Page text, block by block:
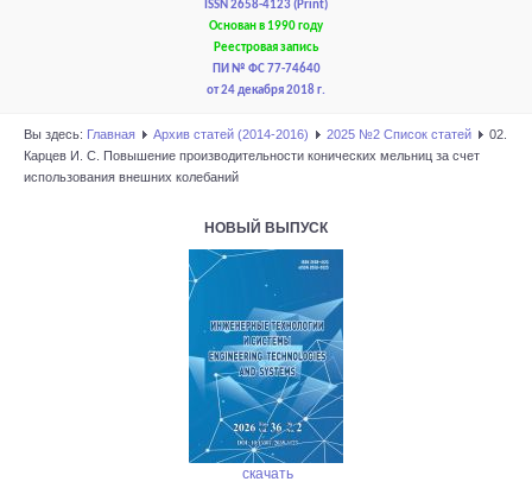
ISSN 2658-4123 (Print)
Основан в 1990 году
Реестровая запись
ПИ № ФС 77-74640
от 24 декабря 2018 г.
Вы здесь: Главная Архив статей (2014-2016) 2025 №2 Список статей
02.
Карцев И. С. Повышение производительности конических мельниц за счет
использования внешних колебаний
НОВЫЙ ВЫПУСК
скачать